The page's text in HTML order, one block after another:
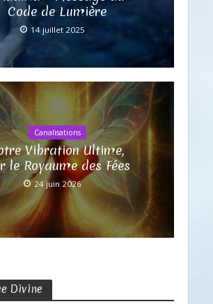
Code de Lumière
14 juillet 2025
Canalisations
Vibration Ultime,
le Royaume des Fées
24 juin 2026
Divine